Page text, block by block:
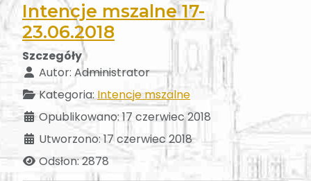
Intencje mszalne 17-
23.06.2018
Szczegóły
Autor: Administrator
Kategoria:Intencje mszalne
Opublikowano: 17 czerwiec 2018
Utworzono: 17 czerwiec 2018
Odsłon: 2878